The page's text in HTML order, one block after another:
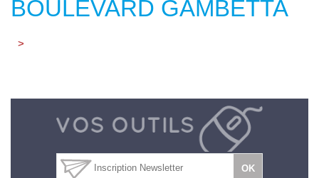
BOULEVARD GAMBETTA
>